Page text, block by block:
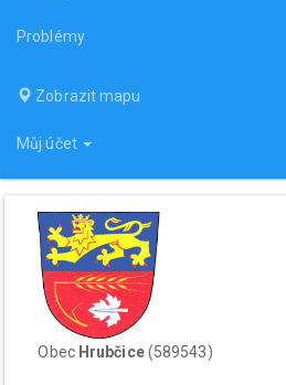
Problémy
Zobrazit mapu
Můj účet
Obec Hrubčice (589543)